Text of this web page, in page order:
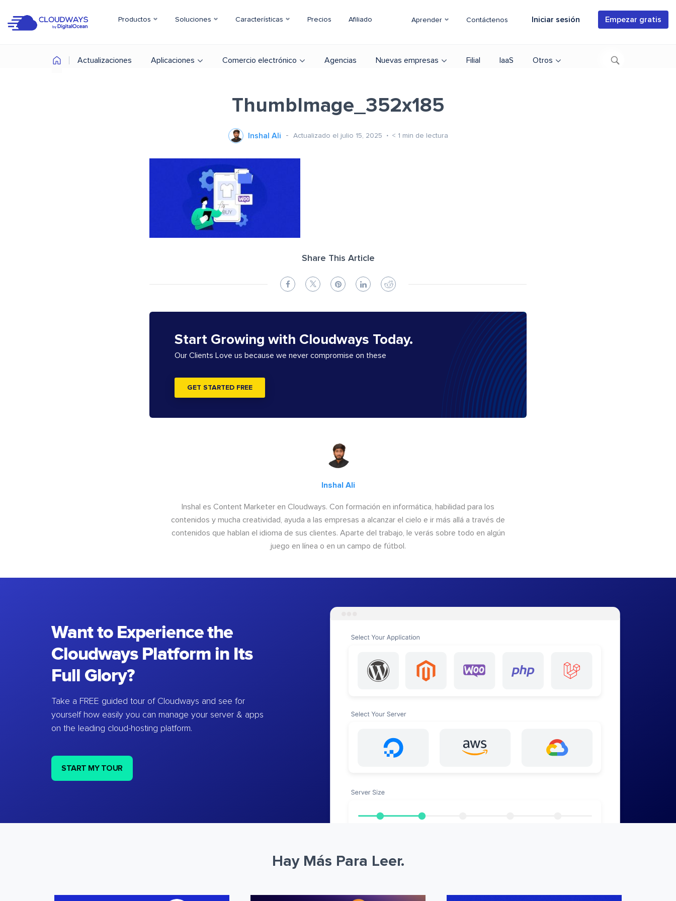
Productos Soluciones Características Precios Afiliado Aprender Contáctenos Iniciar sesión Empezar gratis
Actualizaciones Aplicaciones Comercio electrónico Agencias Nuevas empresas Filial IaaS Otros
ThumbImage_352x185
Inshal Ali Actualizado el julio 15, 2025 < 1 min de lectura
Share This Article
Start Growing with Cloudways Today.
Our Clients Love us because we never compromise on these
GET STARTED FREE
Inshal Ali
Inshal es Content Marketer en Cloudways. Con formación en informática, habilidad para los
contenidos y mucha creatividad, ayuda a las empresas a alcanzar el cielo e ir más allá a través de
contenidos que hablan el idioma de sus clientes. Aparte del trabajo, le verás sobre todo en algún
juego en línea o en un campo de fútbol.
Want to Experience the
Cloudways Platform in Its
Full Glory?
Take a FREE guided tour of Cloudways and see for
yourself how easily you can manage your server & apps
on the leading cloud-hosting platform.
START MY TOUR
Hay Más Para Leer.